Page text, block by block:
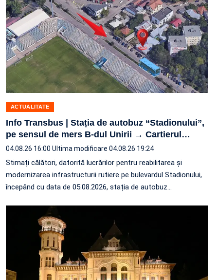
ACTUALITATE
Info Transbus | Stația de autobuz “Stadionului”,
pe sensul de mers B-dul Unirii → Cartierul…
04.08.26 16:00 Ultima modificare 04.08.26 19:24
Stimați călători, datorită lucrărilor pentru reabilitarea și
modernizarea infrastructurii rutiere pe bulevardul Stadionului,
începând cu data de 05.08.2026, stația de autobuz…